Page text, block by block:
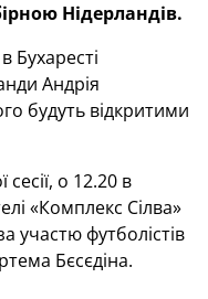
Нідерландів.
Бухаресті
Андрія
будуть відкритими
о 12.20 в
«Комплекс Сілва»
участю футболістів
Бєсєдіна.